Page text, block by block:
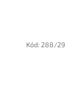
Kód: 288/29